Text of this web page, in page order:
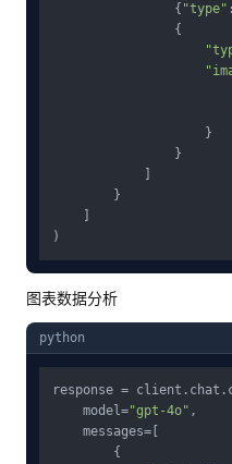
                {
"type"
                {
                    }
                }
        }
图表数据分析
python
response =
    model=
"gpt-4o" ,
    messages=[
        {